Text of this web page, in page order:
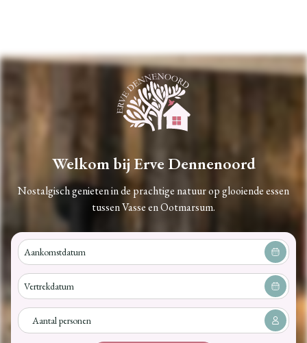
Welkom bij Erve Dennenoord
Nostalgisch genieten in de prachtige natuur op glooiende essen
tussen Vasse en Ootmarsum.